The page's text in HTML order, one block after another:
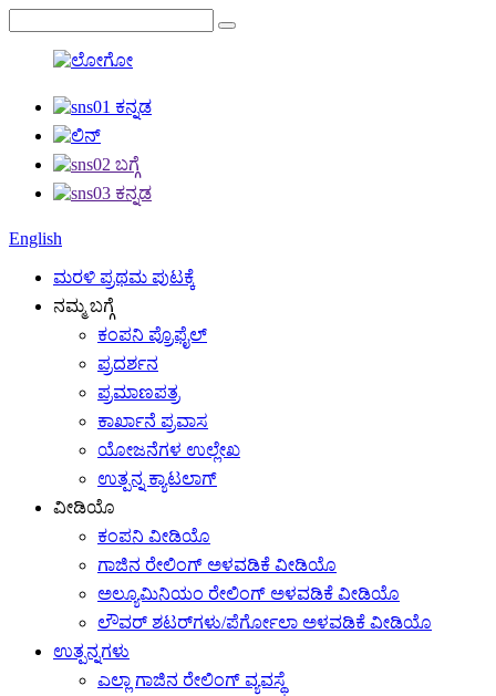
English
ಮರಳಿ ಪ್ರಥಮ ಪುಟಕ್ಕೆ
ನಮ್ಮ ಬಗ್ಗೆ
ಕಂಪನಿ ಪ್ರೊಫೈಲ್
ಪ್ರದರ್ಶನ
ಪ್ರಮಾಣಪತ್ರ
ಕಾರ್ಖಾನೆ ಪ್ರವಾಸ
ಯೋಜನೆಗಳ ಉಲ್ಲೇಖ
ಉತ್ಪನ್ನ ಕ್ಯಾಟಲಾಗ್
ವೀಡಿಯೊ
ಕಂಪನಿ ವೀಡಿಯೊ
ಗಾಜಿನ ರೇಲಿಂಗ್ ಅಳವಡಿಕೆ ವೀಡಿಯೊ
ಅಲ್ಯೂಮಿನಿಯಂ ರೇಲಿಂಗ್ ಅಳವಡಿಕೆ ವೀಡಿಯೊ
ಲೌವರ್ ಶಟರ್‌ಗಳು/ಪೆರ್ಗೋಲಾ ಅಳವಡಿಕೆ ವೀಡಿಯೊ
ಉತ್ಪನ್ನಗಳು
ಎಲ್ಲಾ ಗಾಜಿನ ರೇಲಿಂಗ್ ವ್ಯವಸ್ಥೆ